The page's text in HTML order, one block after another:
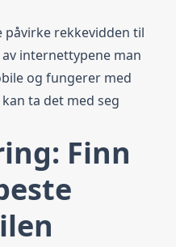
påvirke rekkevidden til
internettypene man
og fungerer med
ta det med seg
Finn